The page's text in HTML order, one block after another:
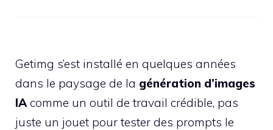
Getimg s’est installé en quelques années
dans le paysage de la génération d’images
IA comme un outil de travail crédible, pas
juste un jouet pour tester des prompts le